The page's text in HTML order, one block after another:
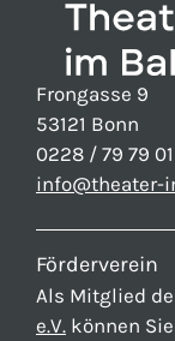
Frongasse 9
53121 Bonn
0228 / 79 79 01
info@theater-
Förderverein
Als Mitglied
e.V. können